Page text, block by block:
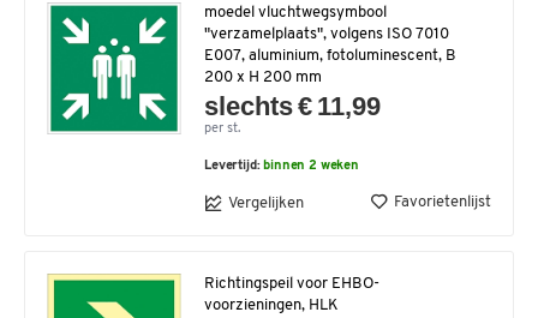
moedel vluchtwegsymbool
"verzamelplaats", volgens ISO 7010
E007, aluminium, fotoluminescent, B
200 x H 200 mm
slechts € 11,99
per st.
Levertijd: binnen 2 weken
Vergelijken Favorietenlijst
Richtingspeil voor EHBO-
voorzieningen, HLK